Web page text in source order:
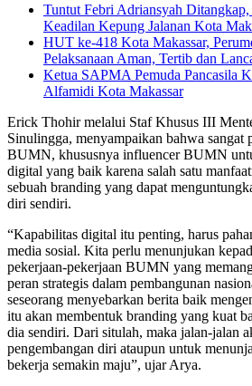
Tuntut Febri Adriansyah
Keadilan Kepung Jalanan Kota
HUT ke-418 Kota Makassar,
Pelaksanaan Aman, Tertib dan
Ketua SAPMA Pemuda Pancasila
Alfamidi Kota Makassar
Erick Thohir melalui Staf Khusus III
Sinulingga, menyampaikan bahwa sangat
BUMN, khususnya influencer BUMN
digital yang baik karena salah satu
sebuah branding yang dapat
diri sendiri.
“Kapabilitas digital itu penting, harus
media sosial. Kita perlu menunjukan
pekerjaan-pekerjaan BUMN yang
peran strategis dalam pembangunan
seseorang menyebarkan berita baik
itu akan membentuk branding yang kuat
dia sendiri. Dari situlah, maka jalan-jalan
pengembangan diri ataupun untuk
bekerja semakin maju”, ujar Arya.